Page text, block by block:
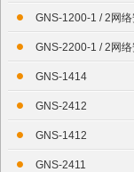
GNS-1200-1 / 2网
GNS-2200-1 / 2网
GNS-1414
GNS-2412
GNS-1412
GNS-2411